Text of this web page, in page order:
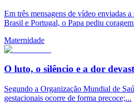
Em três mensagens de vídeo enviadas
Brasil e Portugal, o Papa pediu
Maternidade
O luto, o silêncio e a dor
Segundo a Organização Mundial de
gestacionais ocorre de forma precoce;...